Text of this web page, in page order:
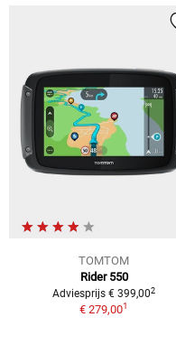
TOMTOM
Rider 550
Adviesprijs € 399,002
€ 279,001